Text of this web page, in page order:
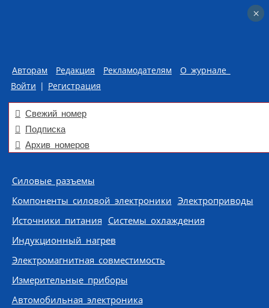
Авторам Редакция Рекламодателям
О журнале
Войти | Регистрация
Свежий номер
Подписка
Архив номеров
Skip to content
Силовые разъемы
Компоненты силовой электроники Электроприводы
Источники питания Системы охлаждения
Индукционный нагрев
Электромагнитная совместимость
Измерительные приборы
Автомобильная электроника
×
×